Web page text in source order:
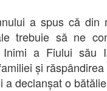
a spus că din
trebuie să ne
Inimi a Fiului său
și
a declanșat o